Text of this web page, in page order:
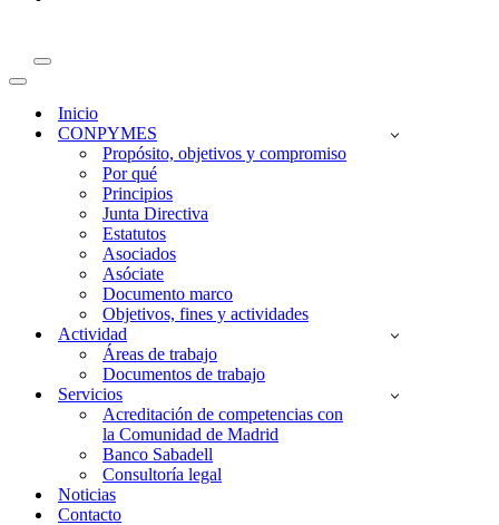
Menú
Menú
navegación
Inicio
CONPYMES
Propósito, objetivos y compromiso
Por qué
Principios
Junta Directiva
Estatutos
Asociados
Asóciate
Documento marco
Objetivos, fines y actividades
Actividad
Áreas de trabajo
Documentos de trabajo
Servicios
Acreditación de competencias con
la Comunidad de Madrid
Banco Sabadell
Consultoría legal
Noticias
Contacto